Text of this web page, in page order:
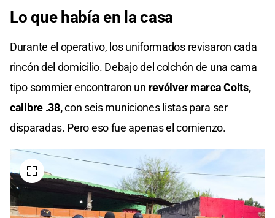
Lo que había en la casa
Durante el operativo, los uniformados revisaron cada
rincón del domicilio. Debajo del colchón de una cama
tipo sommier encontraron un revólver marca Colts,
calibre .38,con seis municiones listas para ser
disparadas. Pero eso fue apenas el comienzo.